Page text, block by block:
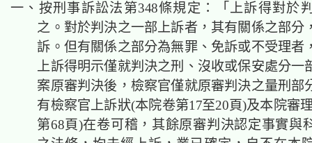
一、按刑事訴訟法第348條規定：「上訴得對於
之。對於判決之一部上訴者，其有關係之部分
訴。但有關係之部分為無罪、免訴或不受理者
上訴得明示僅就判決之刑、沒收或保安處分一
案原審判決後，檢察官僅就原審判決之量刑部
有檢察官上訴狀(本院卷第17至20頁)及本院審
第68頁)在卷可稽，其餘原審判決認定事實與